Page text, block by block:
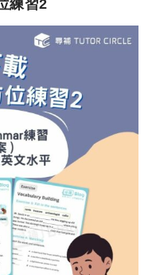
練習2